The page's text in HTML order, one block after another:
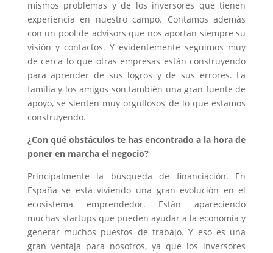
mismos problemas y de los inversores que tienen
experiencia en nuestro campo. Contamos además
con un pool de advisors que nos aportan siempre su
visión y contactos. Y evidentemente seguimos muy
de cerca lo que otras empresas están construyendo
para aprender de sus logros y de sus errores. La
familia y los amigos son también una gran fuente de
apoyo, se sienten muy orgullosos de lo que estamos
construyendo.
¿Con qué obstáculos te has encontrado a la hora de
poner en marcha el negocio?
Principalmente la búsqueda de financiación. En
España se está viviendo una gran evolución en el
ecosistema emprendedor. Están apareciendo
muchas startups que pueden ayudar a la economía y
generar muchos puestos de trabajo. Y eso es una
gran ventaja para nosotros, ya que los inversores